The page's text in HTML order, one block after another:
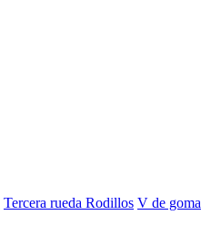
Tercera rueda Rodillos V de goma